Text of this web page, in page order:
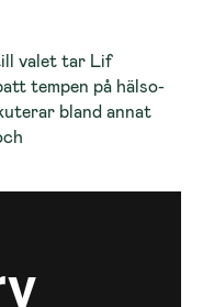
valet tar Lif
tempen på hälso-
bland annat